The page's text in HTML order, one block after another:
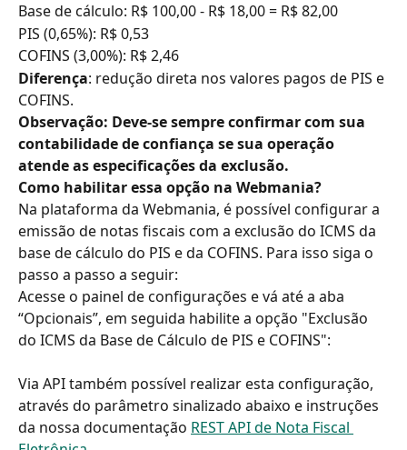
Base de cálculo: R$ 100,00 - R$ 18,00 = R$ 82,00
PIS (0,65%): R$ 0,53
COFINS (3,00%): R$ 2,46
Diferença: redução direta nos valores pagos de PIS e
COFINS.
Observação: Deve-se sempre confirmar com sua
contabilidade de confiança se sua operação
atende as especificações da exclusão.
Como habilitar essa opção na Webmania?
Na plataforma da Webmania, é possível configurar a
emissão de notas fiscais com a exclusão do ICMS da
base de cálculo do PIS e da COFINS. Para isso siga o
passo a passo a seguir:
Acesse o painel de configurações e vá até a aba
“Opcionais”, em seguida habilite a opção "Exclusão
do ICMS da Base de Cálculo de PIS e COFINS":
Via API também possível realizar esta configuração,
através do parâmetro sinalizado abaixo e instruções
da nossa documentação REST API de Nota Fiscal